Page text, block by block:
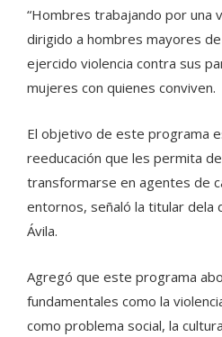
“Hombres trabajando por una
dirigido a hombres mayores
ejercido violencia contra sus
mujeres con quienes conviven.
El objetivo de este programa
reeducación que les permita
transformarse en agentes de
entornos, señaló la titular dela
Ávila.
Agregó que este programa
fundamentales como la
como problema social, la